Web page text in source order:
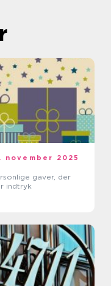
november 2025
gaver, der
indtryk